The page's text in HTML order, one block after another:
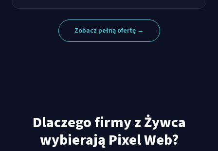
Zobacz pełną ofertę →
Dlaczego firmy zŻywca
wybierają Pixel Web?